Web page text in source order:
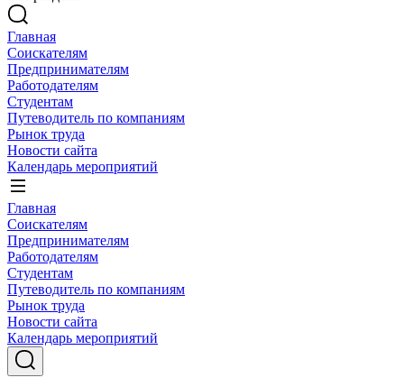
Главная
Соискателям
Предпринимателям
Работодателям
Студентам
Путеводитель по компаниям
Рынок труда
Новости сайта
Календарь мероприятий
Главная
Соискателям
Предпринимателям
Работодателям
Студентам
Путеводитель по компаниям
Рынок труда
Новости сайта
Календарь мероприятий